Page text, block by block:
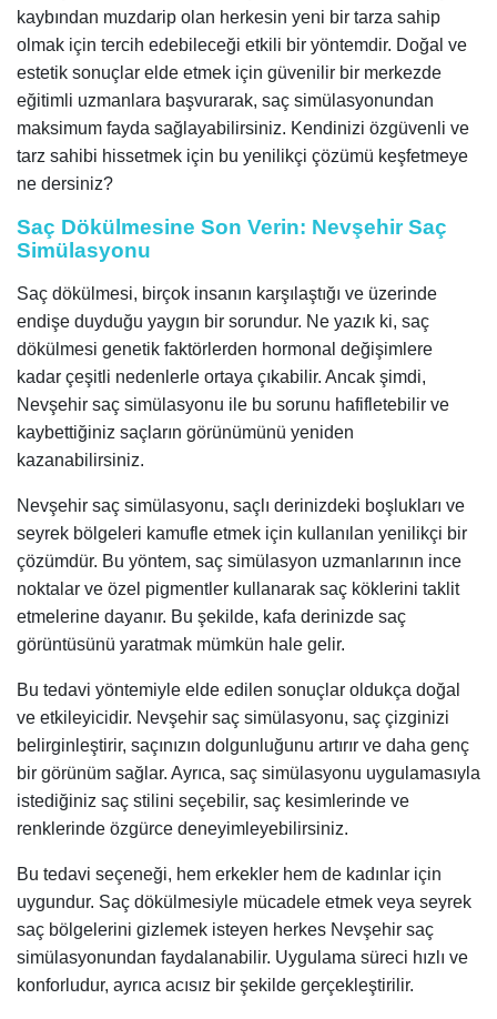
kaybından muzdarip olan herkesin yeni bir tarza sahip
olmak için tercih edebileceği etkili bir yöntemdir. Doğal ve
estetik sonuçlar elde etmek için güvenilir bir merkezde
eğitimli uzmanlara başvurarak, saç simülasyonundan
maksimum fayda sağlayabilirsiniz. Kendinizi özgüvenli ve
tarz sahibi hissetmek için bu yenilikçi çözümü keşfetmeye
ne dersiniz?
Saç Dökülmesine Son Verin: Nevşehir Saç
Simülasyonu
Saç dökülmesi, birçok insanın karşılaştığı ve üzerinde
endişe duyduğu yaygın bir sorundur. Ne yazık ki, saç
dökülmesi genetik faktörlerden hormonal değişimlere
kadar çeşitli nedenlerle ortaya çıkabilir. Ancak şimdi,
Nevşehir saç simülasyonu ile bu sorunu hafifletebilir ve
kaybettiğiniz saçların görünümünü yeniden
kazanabilirsiniz.
Nevşehir saç simülasyonu, saçlı derinizdeki boşlukları ve
seyrek bölgeleri kamufle etmek için kullanılan yenilikçi bir
çözümdür. Bu yöntem, saç simülasyon uzmanlarının ince
noktalar ve özel pigmentler kullanarak saç köklerini taklit
etmelerine dayanır. Bu şekilde, kafa derinizde saç
görüntüsünü yaratmak mümkün hale gelir.
Bu tedavi yöntemiyle elde edilen sonuçlar oldukça doğal
ve etkileyicidir. Nevşehir saç simülasyonu, saç çizginizi
belirginleştirir, saçınızın dolgunluğunu artırır ve daha genç
bir görünüm sağlar. Ayrıca, saç simülasyonu uygulamasıyla
istediğiniz saç stilini seçebilir, saç kesimlerinde ve
renklerinde özgürce deneyimleyebilirsiniz.
Bu tedavi seçeneği, hem erkekler hem de kadınlar için
uygundur. Saç dökülmesiyle mücadele etmek veya seyrek
saç bölgelerini gizlemek isteyen herkes Nevşehir saç
simülasyonundan faydalanabilir. Uygulama süreci hızlı ve
konforludur, ayrıca acısız bir şekilde gerçekleştirilir.